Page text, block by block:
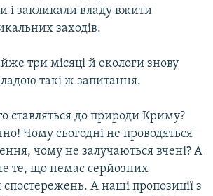
і закликали владу вжити
заходів.
три місяці й екологи знову
такі ж запитання.
ставляться до природи Криму?
Чому сьогодні не проводяться
чому не залучаються вчені? А
те, що немає серйозних
А наші пропозиції з